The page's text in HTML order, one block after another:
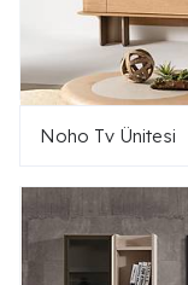
Noho Tv Ünitesi